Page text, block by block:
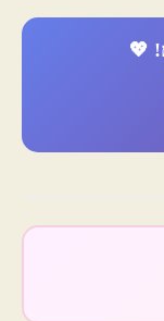
💖